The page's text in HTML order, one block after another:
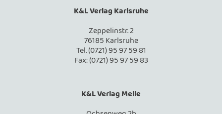
K&L Verlag Karlsruhe
Zeppelinstr. 2
76185 Karlsruhe
Tel. (0721) 95 97 59 81
Fax: (0721) 95 97 59 83
K&L Verlag Melle